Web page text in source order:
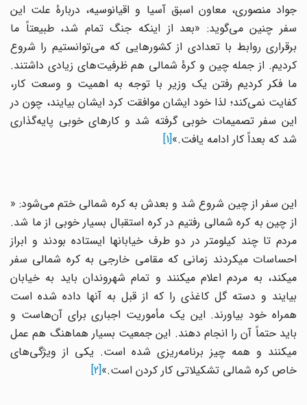
جواد منصوری، معاون اسبق آسیا و اقیانوسیه، دربارۀ علت این
سفر چنین می‌گوید: «بعد از اینکه جنگ تمام شد، طبیعتاً ما
برقراری روابط با تعدادی از کشورهایی که می‌توانستیم را شروع
کردیم. از جمله چین و کرۀ شمالی هم ظرفیت‌های زیادی داشتند.
ما فکر کردیم رفتن یک وزیر با توجه به اهمیت و وسعت کار،
کفایت نمی‌کند؛ لذا خود ایشان موافقت کرد ایشان بیایند، چون در
این سفر تصمیمات خوبی گرفته شد و کارهای خوبی پایه‌گذاری
شد که بعداً کار ادامه یافت.»[1]
این سفر از چین شروع شد و بعدش به کره شمالی ختم می‌شود: «
از چین به کره شمالی رفتیم در کره استقبال بسیار خوبی از ما شد.
مردم تا چند کیلومتر در دو طرف خیابانها ایستاده بودند و ابراز
احساسات میکردند زمانی که مقامی خارجی به کره شمالی سفر
میکند، به مردم اعلام میکنند و تمام شهروندان باید به خیابان
بیایند و دسته گل کاغذی را که از قبل به آنها داده شده است
همراه خود بیاورند. این یک مأموریت اجباری برای آن‌هاست و
باید حتماً آن را انجام دهند. این جمعیت بسیار هماهنگ هم عمل
میکنند و همه چیز برنامه‌ریزی شده است. یکی از ویژگی‌های
خاص کره شمالی تشکیلاتی کار کردن است.»[2]